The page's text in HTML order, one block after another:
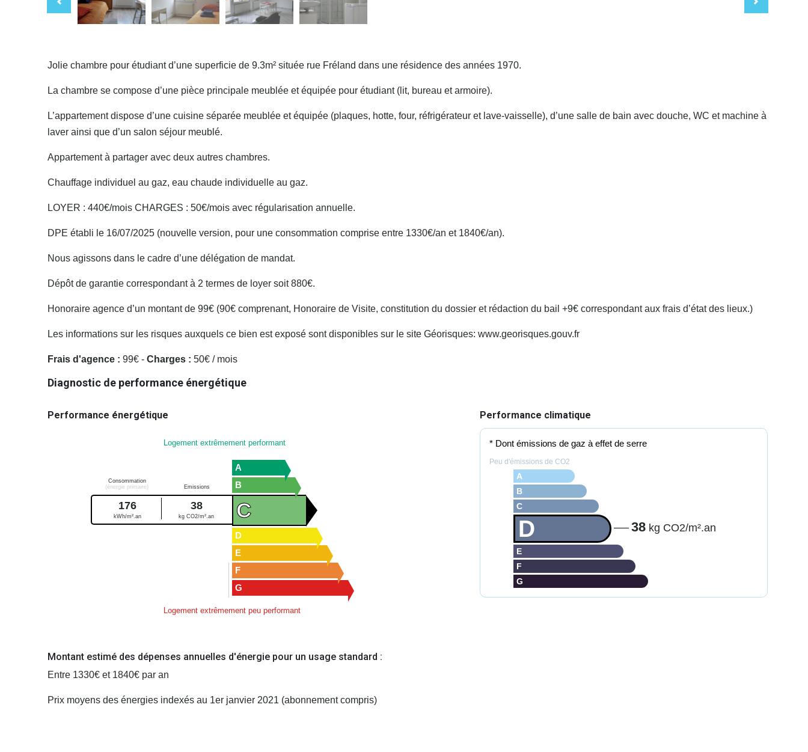
Jolie chambre pour étudiant d’une superficie de 9.3m² située rue Fréland dans une résidence des années 1970.
La chambre se compose d’une pièce principale meublée et équipée pour étudiant (lit, bureau et armoire).
L’appartement dispose d’une cuisine séparée meublée et équipée (plaques, hotte, four, réfrigérateur et lave-vaisselle), d’une salle de bain avec douche, WC et machine à
laver ainsi que d’un salon séjour meublé.
Appartement à partager avec deux autres chambres.
Chauffage individuel au gaz, eau chaude individuelle au gaz.
LOYER : 440€/mois CHARGES : 50€/mois avec régularisation annuelle.
DPE établi le 16/07/2025 (nouvelle version, pour une consommation comprise entre 1330€/an et 1840€/an).
Nous agissons dans le cadre d’une délégation de mandat.
Dépôt de garantie correspondant à 2 termes de loyer soit 880€.
Honoraire agence d’un montant de 99€ (90€ comprenant, Honoraire de Visite, constitution du dossier et rédaction du bail +9€ correspondant aux frais d’état des lieux.)
Les informations sur les risques auxquels ce bien est exposé sont disponibles sur le site Géorisques: www.georisques.gouv.fr
Frais d'agence : 99€ - Charges : 50€ / mois
Diagnostic de performance énergétique
Performance énergétique
Logement extrêmement performant
A
B
Consommation
(énergie primaire)
Emissions
176
kWh/m².an
38
kg CO2/m².an C
D
E
F
G
Logement extrêmement peu performant
Performance climatique
* Dont émissions de gaz à effet de serre
Peu d'émissions de CO2
A
B
C
D 38kg CO2/m².an
E
F
G
Montant estimé des dépenses annuelles d'énergie pour un usage standard :
Entre 1330€ et 1840€ par an
Prix moyens des énergies indexés au 1er janvier 2021 (abonnement compris)